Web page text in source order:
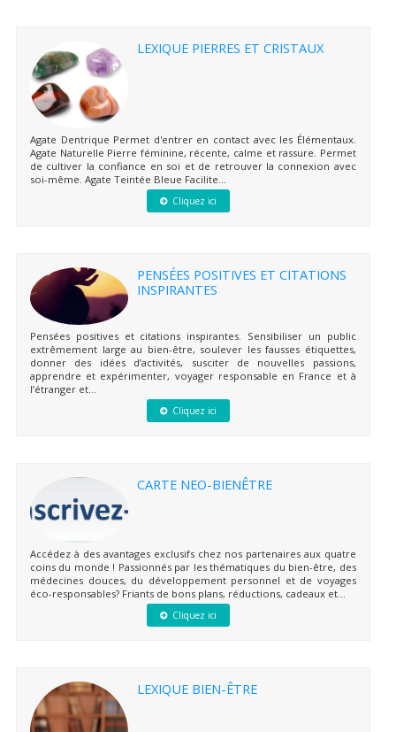
LEXIQUE PIERRES ET CRISTAUX
Agate Dentrique Permet d'entrer en contact avec les Élémentaux.
Agate Naturelle Pierre féminine, récente, calme et rassure. Permet
de cultiver la confiance en soi et de retrouver la connexion avec
soi-même. Agate Teintée Bleue Facilite...
Cliquez ici
PENSÉES POSITIVES ET CITATIONS
INSPIRANTES
Pensées positives et citations inspirantes. Sensibiliser un public
extrêmement large au bien-être, soulever les fausses étiquettes,
donner des idées d’activités, susciter de nouvelles passions,
apprendre et expérimenter, voyager responsable en France et à
l’étranger et...
Cliquez ici
CARTE NEO-BIENÊTRE
Accédez à des avantages exclusifs chez nos partenaires aux quatre
coins du monde ! Passionnés par les thématiques du bien-être, des
médecines douces, du développement personnel et de voyages
éco-responsables? Friants de bons plans, réductions, cadeaux et...
Cliquez ici
LEXIQUE BIEN-ÊTRE